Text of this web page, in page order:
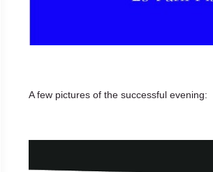
A few pictures of the successful evening: